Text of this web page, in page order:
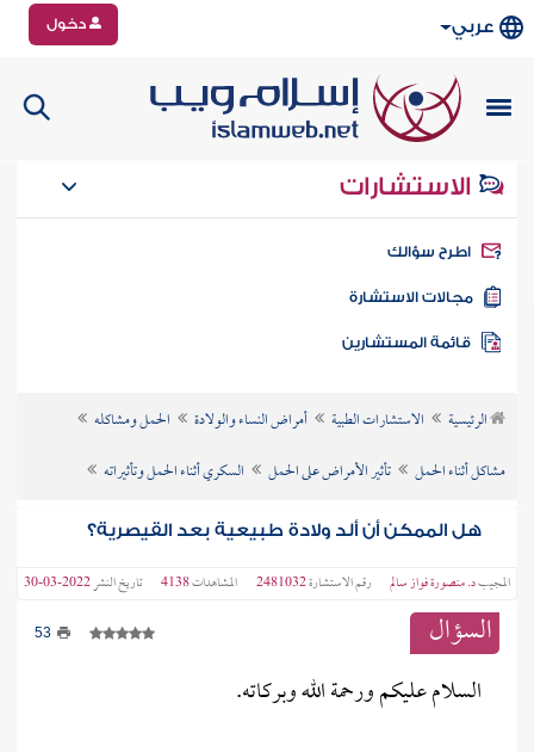
عربي دخول
الاستشارات
سؤالك
الاستشارة
الرئيسية الاستشارات الطبية أمراض النساء والولادة
الحمل ومشاكله
مشاكل أثناء الحمل
تأثير الأمراض على الحمل السكري أثناء الحمل وتأثيراته
هل الممكن أن ألد ولادة طبيعية بعد القيصرية؟
المجيبد. منصورة فواز سالم رقم الاستشارة2481032 المشاهدات4138 تاريخ النشر2022-03-30
السؤال 53
السلام عليكم ورحمة الله وبركاته.